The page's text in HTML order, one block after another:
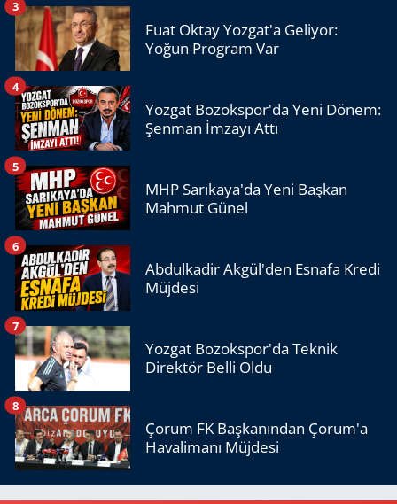
Fuat Oktay Yozgat'a Geliyor:
Yoğun Program Var
3
Yozgat Bozokspor'da Yeni Dönem:
Şenman İmzayı Attı
4
MHP Sarıkaya'da Yeni Başkan
Mahmut Günel
5
Abdulkadir Akgül'den Esnafa Kredi
Müjdesi
6
Yozgat Bozokspor'da Teknik
Direktör Belli Oldu
7
Çorum FK Başkanından Çorum'a
Havalimanı Müjdesi
8